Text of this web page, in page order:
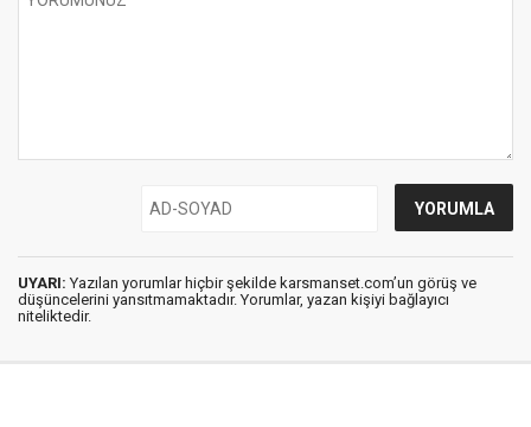
UYARI: Yazılan yorumlar hiçbir şekilde karsmanset.com’un görüş ve
düşüncelerini yansıtmamaktadır. Yorumlar, yazan kişiyi bağlayıcı
niteliktedir.